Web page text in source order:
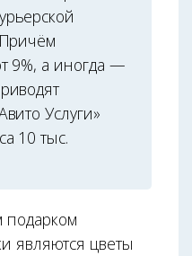
9%, а иногда —
Услуги»
10 тыс.
являются цветы